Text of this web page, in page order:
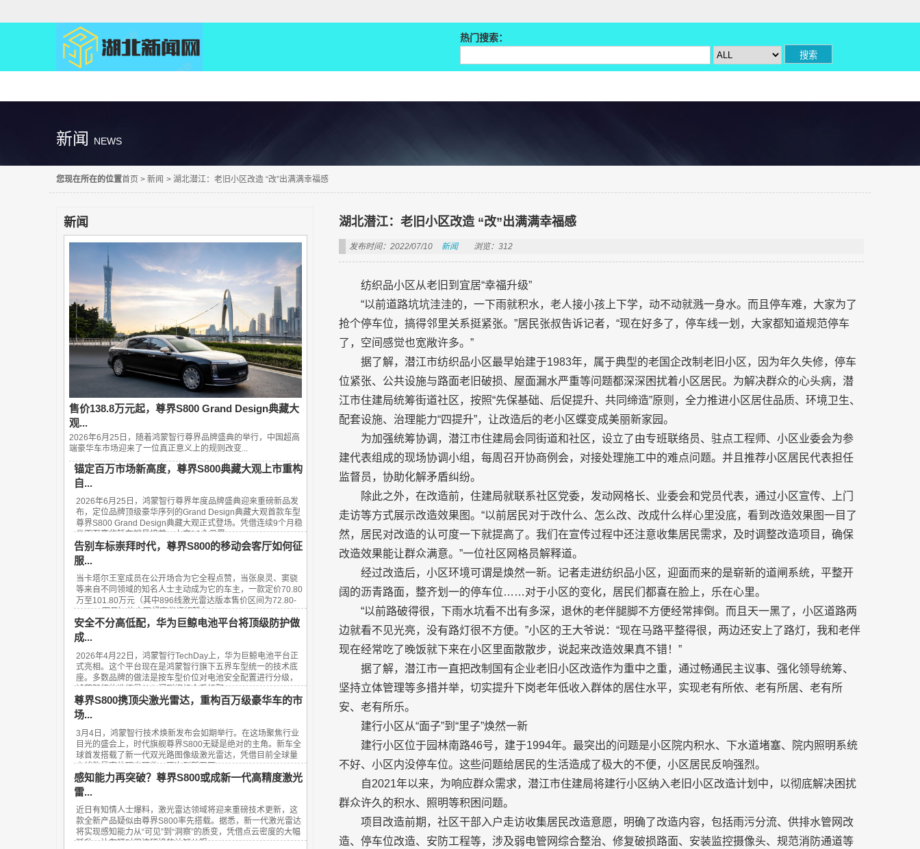
热门搜索：
新闻 NEWS
您现在所在的位置首页 > 新闻 > 湖北潜江：老旧小区改造 “改”出满满幸福感
新闻
售价138.8万元起，尊界S800 Grand Design典藏大
观...
2026年6月25日，随着鸿蒙智行尊界品牌盛典的举行，中国超高
端豪华车市场迎来了一位真正意义上的规则改变...
锚定百万市场新高度，尊界S800典藏大观上市重构
自...
2026年6月25日，鸿蒙智行尊界年度品牌盛典迎来重磅新品发
布，定位品牌顶级豪华序列的Grand Design典藏大观首款车型
尊界S800 Grand Design典藏大观正式登场。凭借连续9个月稳
坐百万豪华轿车销量榜首、上市13个月累...
告别车标崇拜时代，尊界S800的移动会客厅如何征
服...
当卡塔尔王室成员在公开场合为它全程点赞，当张泉灵、窦骁
等来自不同领域的知名人士主动成为它的车主，一款定价70.80
万至101.80万元（其中896线激光雷达版本售价区间为72.80-
101.80万元）的中国超豪华旗舰轿车——...
安全不分高低配，华为巨鲸电池平台将顶级防护做
成...
2026年4月22日，鸿蒙智行TechDay上，华为巨鲸电池平台正
式亮相。这个平台现在是鸿蒙智行旗下五界车型统一的技术底
座。多数品牌的做法是按车型价位对电池安全配置进行分级，
鸿蒙智行的选择是从入门到旗舰全系标配...
尊界S800携顶尖激光雷达，重构百万级豪华车的市
场...
3月4日，鸿蒙智行技术焕新发布会如期举行。在这场聚焦行业
目光的盛会上，时代旗舰尊界S800无疑是绝对的主角。新车全
球首发搭载了新一代双光路图像级激光雷达，凭借目前全球量
产线数最高的顶尖硬件，再次刷新了百...
感知能力再突破？尊界S800或成新一代高精度激光
雷...
近日有知情人士爆料，激光雷达领域将迎来重磅技术更新，这
款全新产品疑似由尊界S800率先搭载。据悉，新一代激光雷达
将实现感知能力从“可见”到“洞察”的质变，凭借点云密度的大幅
跃升，让车辆对周边环境的认知从粗...
湖北潜江：老旧小区改造 “改”出满满幸福感
发布时间：2022/07/10 新闻 浏览：312
纺织品小区从老旧到宜居“幸福升级”
“以前道路坑坑洼洼的，一下雨就积水，老人接小孩上下学，动不动就溅一身水。而且停车难，大家为了
抢个停车位，搞得邻里关系挺紧张。”居民张叔告诉记者，“现在好多了，停车线一划，大家都知道规范停车
了，空间感觉也宽敞许多。”
据了解，潜江市纺织品小区最早始建于1983年，属于典型的老国企改制老旧小区，因为年久失修，停车
位紧张、公共设施与路面老旧破损、屋面漏水严重等问题都深深困扰着小区居民。为解决群众的心头病，潜
江市住建局统筹街道社区，按照“先保基础、后促提升、共同缔造”原则，全力推进小区居住品质、环境卫生、
配套设施、治理能力“四提升”，让改造后的老小区蝶变成美丽新家园。
为加强统筹协调，潜江市住建局会同街道和社区，设立了由专班联络员、驻点工程师、小区业委会为参
建代表组成的现场协调小组，每周召开协商例会，对接处理施工中的难点问题。并且推荐小区居民代表担任
监督员，协助化解矛盾纠纷。
除此之外，在改造前，住建局就联系社区党委，发动网格长、业委会和党员代表，通过小区宣传、上门
走访等方式展示改造效果图。“以前居民对于改什么、怎么改、改成什么样心里没底，看到改造效果图一目了
然，居民对改造的认可度一下就提高了。我们在宣传过程中还注意收集居民需求，及时调整改造项目，确保
改造效果能让群众满意。”一位社区网格员解释道。
经过改造后，小区环境可谓是焕然一新。记者走进纺织品小区，迎面而来的是崭新的道闸系统，平整开
阔的沥青路面，整齐划一的停车位……对于小区的变化，居民们都喜在脸上，乐在心里。
“以前路破得很，下雨水坑看不出有多深，退休的老伴腿脚不方便经常摔倒。而且天一黑了，小区道路两
边就看不见光亮，没有路灯很不方便。”小区的王大爷说：“现在马路平整得很，两边还安上了路灯，我和老伴
现在经常吃了晚饭就下来在小区里面散散步，说起来改造效果真不错！”
据了解，潜江市一直把改制国有企业老旧小区改造作为重中之重，通过畅通民主议事、强化领导统筹、
坚持立体管理等多措并举，切实提升下岗老年低收入群体的居住水平，实现老有所依、老有所居、老有所
安、老有所乐。
建行小区从“面子”到“里子”焕然一新
建行小区位于园林南路46号，建于1994年。最突出的问题是小区院内积水、下水道堵塞、院内照明系统
不好、小区内没停车位。这些问题给居民的生活造成了极大的不便，小区居民反响强烈。
自2021年以来，为响应群众需求，潜江市住建局将建行小区纳入老旧小区改造计划中，以彻底解决困扰
群众许久的积水、照明等积困问题。
项目改造前期，社区干部入户走访收集居民改造意愿，明确了改造内容，包括雨污分流、供排水管网改
造、停车位改造、安防工程等，涉及弱电管网综合整治、修复破损路面、安装监控摄像头、规范消防通道等